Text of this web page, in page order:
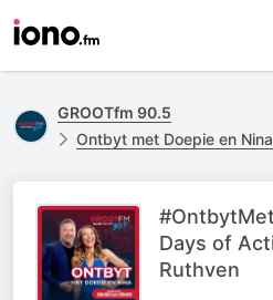
GROOTfm 90.5
Ontbyt met Doepie en Nina
Days of
Ruthven